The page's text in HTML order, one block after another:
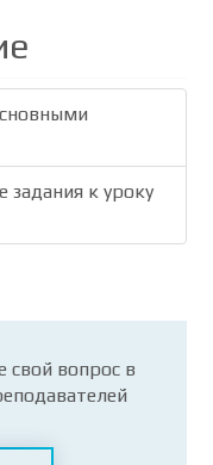
задания к уроку
свой вопрос в